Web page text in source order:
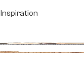
Inspiration